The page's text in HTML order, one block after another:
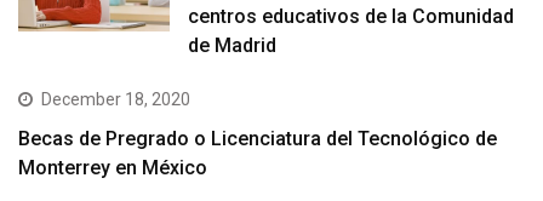
centros educativos de la Comunidad
de Madrid
December 18, 2020
Becas de Pregrado o Licenciatura del Tecnológico de
Monterrey en México